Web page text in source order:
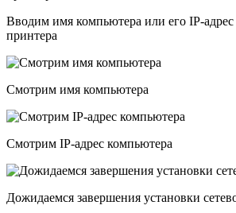
Вводим имя компьютера или его IP-адрес
принтера
Смотрим имя компьютера
Смотрим IP-адрес компьютера
Дожидаемся завершения установки